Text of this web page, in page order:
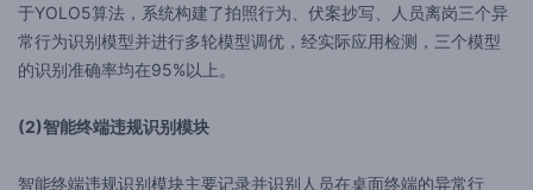
于YOLO5算法，系统构建了拍照行为、伏案抄写、人员离岗三个异
常行为识别模型并进行多轮模型调优，经实际应用检测，三个模型
的识别准确率均在95%以上。
(2)智能终端违规识别模块
智能终端违规识别模块主要记录并识别人员在桌面终端的异常行